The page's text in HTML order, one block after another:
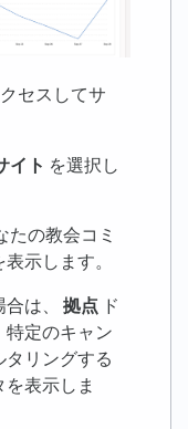
セスしてサ
イト を選択し
たの教会コミ
示します。
は、 拠点 ド
特定のキャン
リングする
表示しま